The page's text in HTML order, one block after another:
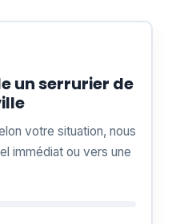
un serrurier de
votre situation, nous
immédiat ou vers une